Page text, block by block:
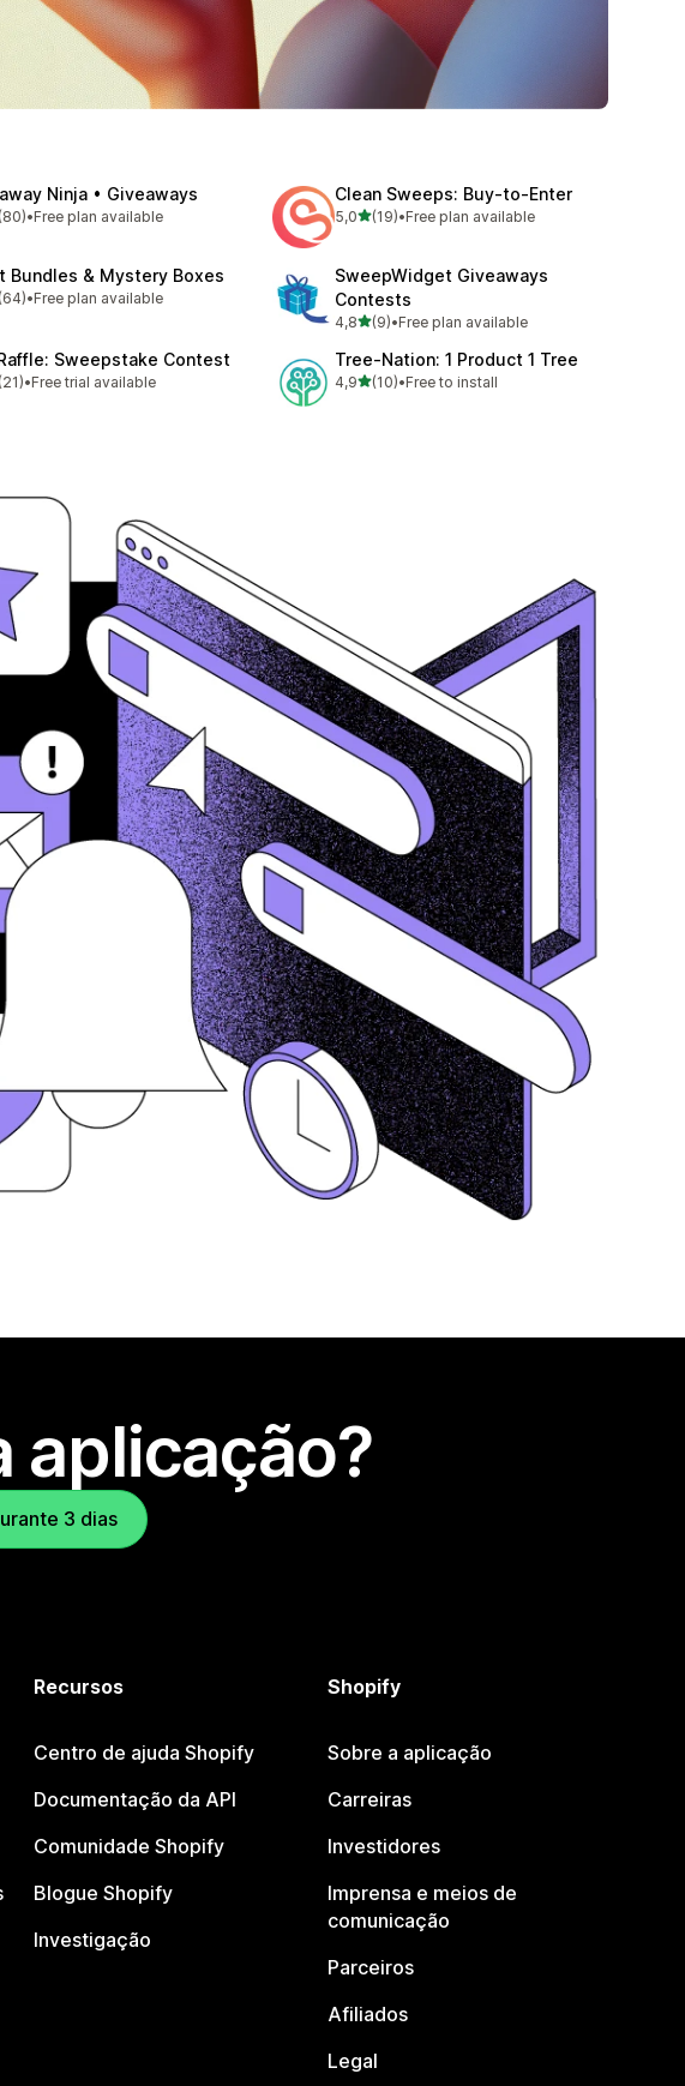
Ninja • Giveaways
5 estrelas
de avaliações
•Free plan available
Clean Sweeps: Buy‑to‑Enter
5,0de 5 estrelas
(19)
19 total de avaliações
•Free plan available
Bundles & Mystery Boxes
5 estrelas
de avaliações
•Free plan available
SweepWidget Giveaways
Contests
4,8de 5 estrelas
(9)
9 total de avaliações
•Free plan available
Sweepstake Contest
5 estrelas
de avaliações
•Free trial available
Tree‑Nation: 1 Product 1 Tree
4,9de 5 estrelas
(10)
10 total de avaliações
•Free to install
aplicação?
3 dias
Recursos
Centro de ajuda Shopify
Documentação da API
Comunidade Shopify
Blogue Shopify
Investigação
Shopify
Sobre a aplicação
Carreiras
Investidores
Imprensa e meios de
comunicação
Parceiros
Afiliados
Legal